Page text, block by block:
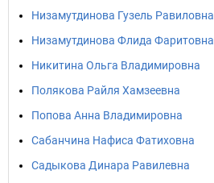
Низамутдинова Гузель Равиловна
Низамутдинова Флида Фаритовна
Никитина Ольга Владимировна
Полякова Райля Хамзеевна
Попова Анна Владимировна
Сабанчина Нафиса Фатиховна
Садыкова Динара Равилевна